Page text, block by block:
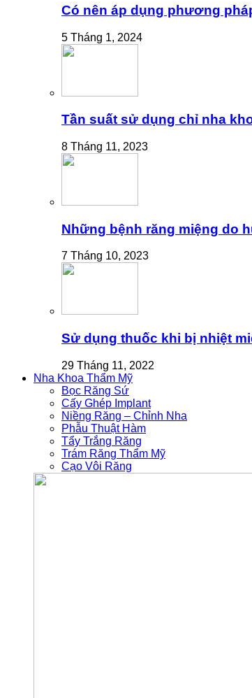
Có nên áp dụng phương
5 Tháng 1, 2024
Tần suất sử dụng chỉ nha
8 Tháng 11, 2023
Những bệnh răng miệng do
7 Tháng 10, 2023
Sử dụng thuốc khi bị nhiệt
29 Tháng 11, 2022
Nha Khoa Thẩm Mỹ
Bọc Răng Sứ
Cấy Ghép Implant
Niềng Răng – Chỉnh Nha
Phẫu Thuật Hàm
Tẩy Trắng Răng
Trám Răng Thẩm Mỹ
Cạo Vôi Răng